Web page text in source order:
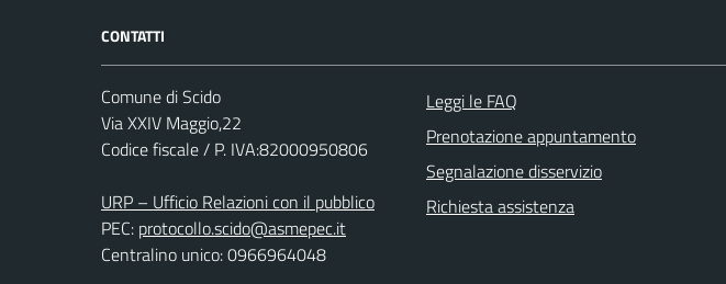
CONTATTI
Comune di Scido
Via XXIV Maggio,22
Codice fiscale / P. IVA:82000950806
URP – Ufficio Relazioni con il pubblico
PEC: protocollo.scido@asmepec.it
Centralino unico: 0966964048
Leggi le FAQ
Prenotazione appuntamento
Segnalazione disservizio
Richiesta assistenza